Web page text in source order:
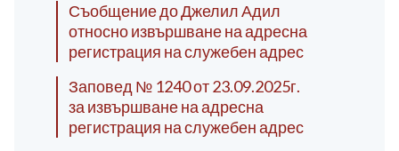
Съобщение до Джелил Адил
относно извършване на адресна
регистрация на служебен адрес
Заповед № 1240 от 23.09.2025г.
за извършване на адресна
регистрация на служебен адрес